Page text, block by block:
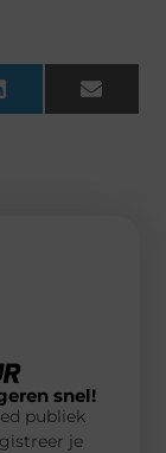
LinkedInEmail
snel!
publiek
je